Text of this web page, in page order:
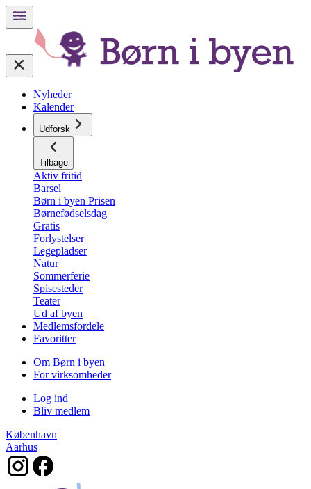
Nyheder
Kalender
Udforsk
Tilbage
Aktiv fritid
Barsel
Børn i byen Prisen
Børnefødselsdag
Gratis
Forlystelser
Legepladser
Natur
Sommerferie
Spisesteder
Teater
Ud af byen
Medlemsfordele
Favoritter
Om Børn i byen
For virksomheder
Log ind
Bliv medlem
København|
Aarhus